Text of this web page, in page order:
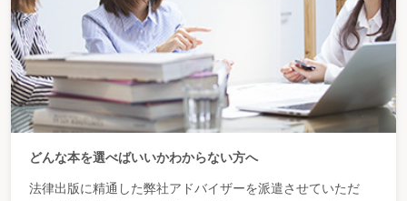
どんな本を選べばいいかわからない方へ
法律出版に精通した弊社アドバイザーを派遣させていただ